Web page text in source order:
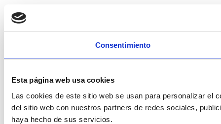
Consentimiento
Esta página web usa cookies
Las cookies de este sitio web se usan para personalizar el
del sitio web con nuestros partners de redes sociales,
haya hecho de sus servicios.